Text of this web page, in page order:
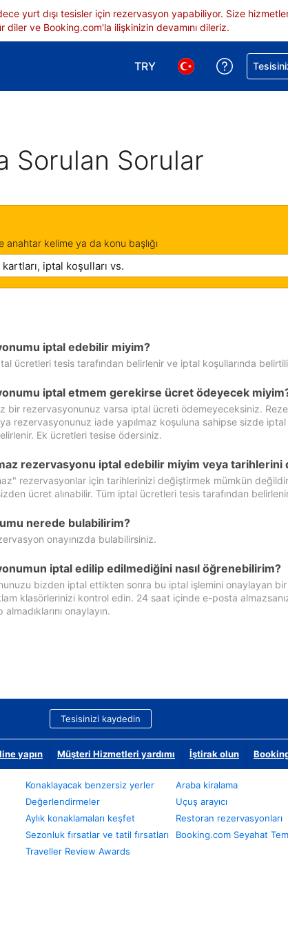
yurt dışı tesisler için rezervasyon yapabiliyor. Size
diler ve Booking.com'la ilişkinizin devamını dileriz.
TRY
Para birimi seçimi yap.
Dil seçimi yap.
Sorulan Sorular
anahtar kelime ya da konu başlığı
iptal edebilir miyim?
ücretleri tesis tarafından belirlenir ve iptal koşullarında
iptal etmem gerekirse ücret ödeyecek
bir rezervasyonunuz varsa iptal ücreti ödemeyeceksiniz.
rezervasyonunuz iade yapılmaz koşuluna sahipse sizde
Ek ücretleri tesise ödersiniz.
rezervasyonu iptal edebilir miyim veya
rezervasyonlar için tarihlerinizi değiştirmek mümkün
ücret alınabilir. Tüm iptal ücretleri tesis tarafından
nerede bulabilirim?
onayınızda bulabilirsiniz.
iptal edilip edilmediğini nasıl öğrenebilirim?
bizden iptal ettikten sonra bu iptal işlemini onaylayan
klasörlerinizi kontrol edin. 24 saat içinde e-posta
onaylayın.
Tesisinizi kaydedin
yapın Müşteri Hizmetleri yardımı İştirak olun
Konaklayacak benzersiz yerler
Değerlendirmeler
Aylık konaklamaları keşfet
Sezonluk fırsatlar ve tatil fırsatları
Traveller Review Awards
Araba kiralama
Uçuş arayıcı
Restoran rezervasyonları
Booking.com Seyahat